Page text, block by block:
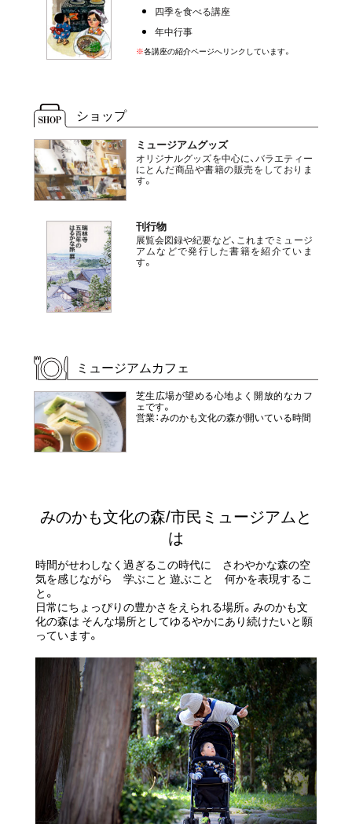
四季を食べる講座
年中行事
※各講座の紹介ページへリンクしています。
ショップ
ミュージアムグッズ
オリジナルグッズを中心に、バラエティー
にとんだ商品や書籍の販売をしておりま
す。
刊行物
展覧会図録や紀要など、これまでミュージ
アムなどで発行した書籍を紹介ていま
す。
ミュージアムカフェ
芝生広場が望める心地よく開放的なカフ
ェです。
営業：みのかも文化の森が開いている時間
みのかも文化の森/市民ミュージアムと
は
時間がせわしなく過ぎるこの時代に さわやかな森の空
気を感じながら 学ぶこと 遊ぶこと 何かを表現するこ
と。
日常にちょっぴりの豊かさをえられる場所。みのかも文
化の森は そんな場所としてゆるやかにあり続けたいと願
っています。